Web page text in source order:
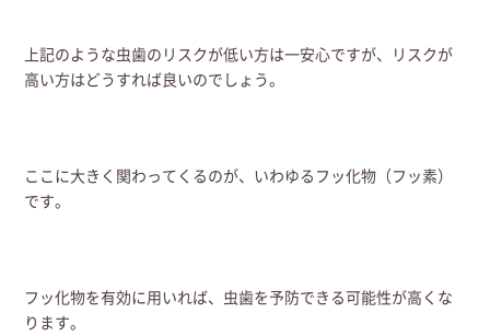
上記のような虫歯のリスクが低い方は一安心ですが、リスクが
高い方はどうすれば良いのでしょう。
ここに大きく関わってくるのが、いわゆるフッ化物（フッ素）
です。
フッ化物を有効に用いれば、虫歯を予防できる可能性が高くな
ります。